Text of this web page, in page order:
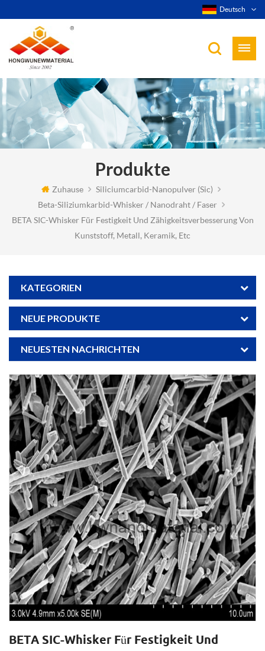
Deutsch
Produkte
Zuhause
Siliciumcarbid-Nanopulver (sic)
Beta-Siliziumkarbid-Whisker / Nanodraht / Faser
BETA SIC-Whisker Für Festigkeit Und Zähigkeitsverbesserung Von
Kunststoff, Metall, Keramik, Etc
KATEGORIEN
NEUE PRODUKTE
NEUESTEN NACHRICHTEN
BETA SIC-Whisker Für Festigkeit Und